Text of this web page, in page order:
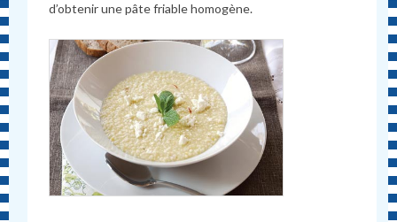
d’obtenir une pâte friable homogène.